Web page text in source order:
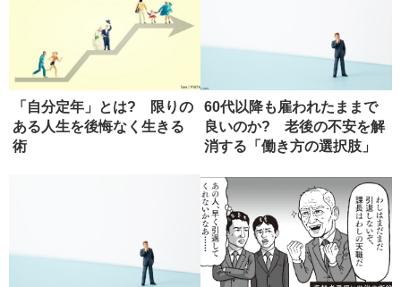
「自分定年」とは? 限りの
ある人生を後悔なく生きる
術
60代以降も雇われたままで
良いのか? 老後の不安を解
消する「働き方の選択肢」